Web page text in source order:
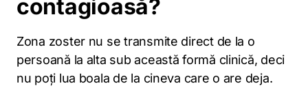
contagioasă?
Zona zoster nu se transmite direct de la o
persoană la alta sub această formă clinică, deci
nu poți lua boala de la cineva care o are deja.